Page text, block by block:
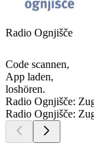
Radio Ognjišče
Code scannen,
App laden,
loshören.
Radio Ognjišče:
Radio Ognjišče: